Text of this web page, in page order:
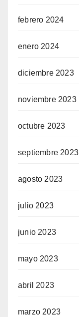
febrero 2024
enero 2024
diciembre 2023
noviembre 2023
octubre 2023
septiembre 2023
agosto 2023
julio 2023
junio 2023
mayo 2023
abril 2023
marzo 2023